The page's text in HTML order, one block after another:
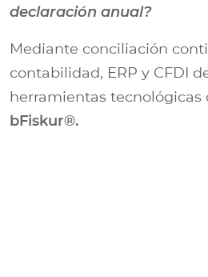
declaración anual?
Mediante conciliación
contabilidad, ERP y CFDI
herramientas tecnológicas
bFiskur®︎.